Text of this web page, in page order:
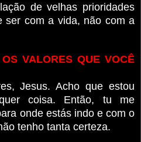
de velhas prioridades
ser com a vida, não com a
VALORES QUE VOCÊ
Jesus. Acho que estou
coisa. Então, tu me
onde estás indo e com o
tenho tanta certeza.